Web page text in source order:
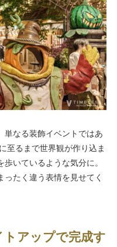
単なる装飾イベントではあ
至るまで世界観が作り込ま
いているような気分に。
たく違う表情を見せてく
アップで完成す